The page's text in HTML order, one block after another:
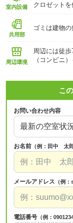
室内設備
クロゼットを
共用部
ゴミは建物
周辺環境
周辺には徒
（コンビニ
こ
お問い合わせ内容
お名前 （例：田中 太郎
メールアドレス （例
電話番号 （例：